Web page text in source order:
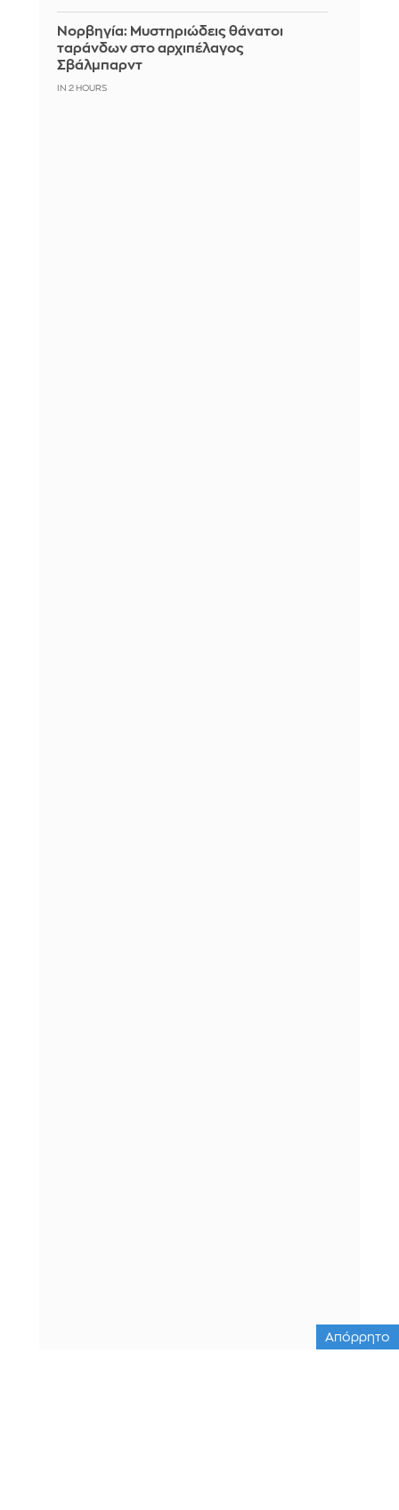
Νορβηγία: Μυστηριώδεις θάνατοι
ταράνδων στο αρχιπέλαγος
Σβάλμπαρντ
IN 2 HOURS
Απόρρητο